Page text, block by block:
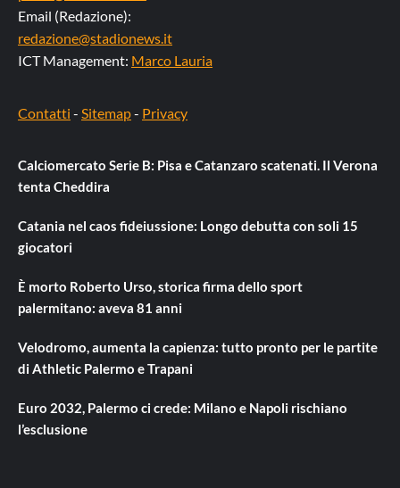
Email (Redazione):
redazione@stadionews.it
ICT Management: Marco Lauria
Contatti - Sitemap- Privacy
Calciomercato Serie B: Pisa e Catanzaro scatenati. Il Verona
tenta Cheddira
Catania nel caos fideiussione: Longo debutta con soli 15
giocatori
È morto Roberto Urso, storica firma dello sport
palermitano: aveva 81 anni
Velodromo, aumenta la capienza: tutto pronto per le partite
di Athletic Palermo e Trapani
Euro 2032, Palermo ci crede: Milano e Napoli rischiano
l’esclusione